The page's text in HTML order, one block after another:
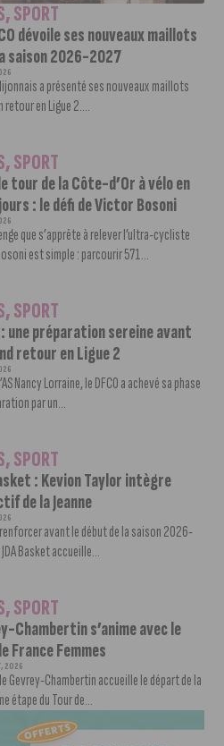
,SPORT
dévoile ses nouveaux maillots
saison 2026-2027
a présenté ses nouveaux maillots
retour en Ligue 2....
,SPORT
tour de la Côte-d’Or à vélo en
: le défi de Victor Bosoni
que s’apprête à relever l’ultra-cycliste
est simple : parcourir 571...
,SPORT
: une préparation sereine avant
retour en Ligue 2
Nancy Lorraine, le DFCO a achevé sa phase
par un...
,SPORT
: Kevion Taylor intègre
de la Jeanne
avant le début de la saison 2026-
Basket accueille...
,SPORT
Chambertin s’anime avec le
France Femmes
2026
Gevrey-Chambertin accueille le départ de la
étape du Tour de...